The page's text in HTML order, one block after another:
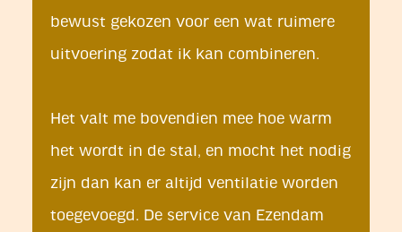
bewust gekozen voor een wat ruimere
uitvoering zodat ik kan combineren.
Het valt me bovendien mee hoe warm
het wordt in de stal, en mocht het nodig
zijn dan kan er altijd ventilatie worden
toegevoegd. De service van Ezendam